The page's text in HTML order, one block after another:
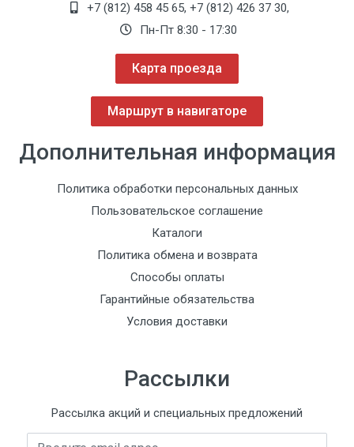
+7 (812) 458 45 65, +7 (812) 426 37 30,
Пн-Пт 8:30 - 17:30
Карта проезда
Маршрут в навигаторе
Дополнительная информация
Политика обработки персональных данных
Пользовательское соглашение
Каталоги
Политика обмена и возврата
Способы оплаты
Гарантийные обязательства
Условия доставки
Рассылки
Рассылка акций и специальных предложений